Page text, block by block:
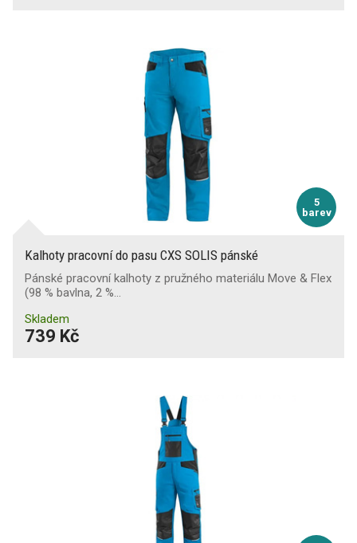
5
barev
Kalhoty pracovní do pasu CXS SOLIS pánské
Pánské pracovní kalhoty z pružného materiálu Move & Flex
(98 % bavlna, 2 %…
Skladem
739 Kč